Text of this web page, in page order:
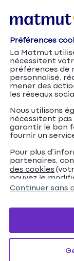
Conseils
automobile :
surprises ?
éviter
3min
Préférences
La Matmut
nécessitent
préférences de
personnalisé,
mener des
les réseaux
Nous utilisons
nécessitent
garantir le bon
fournir un
Pour plus
partenaires,
des cookies
pouvez le
de page de
Continuer sans